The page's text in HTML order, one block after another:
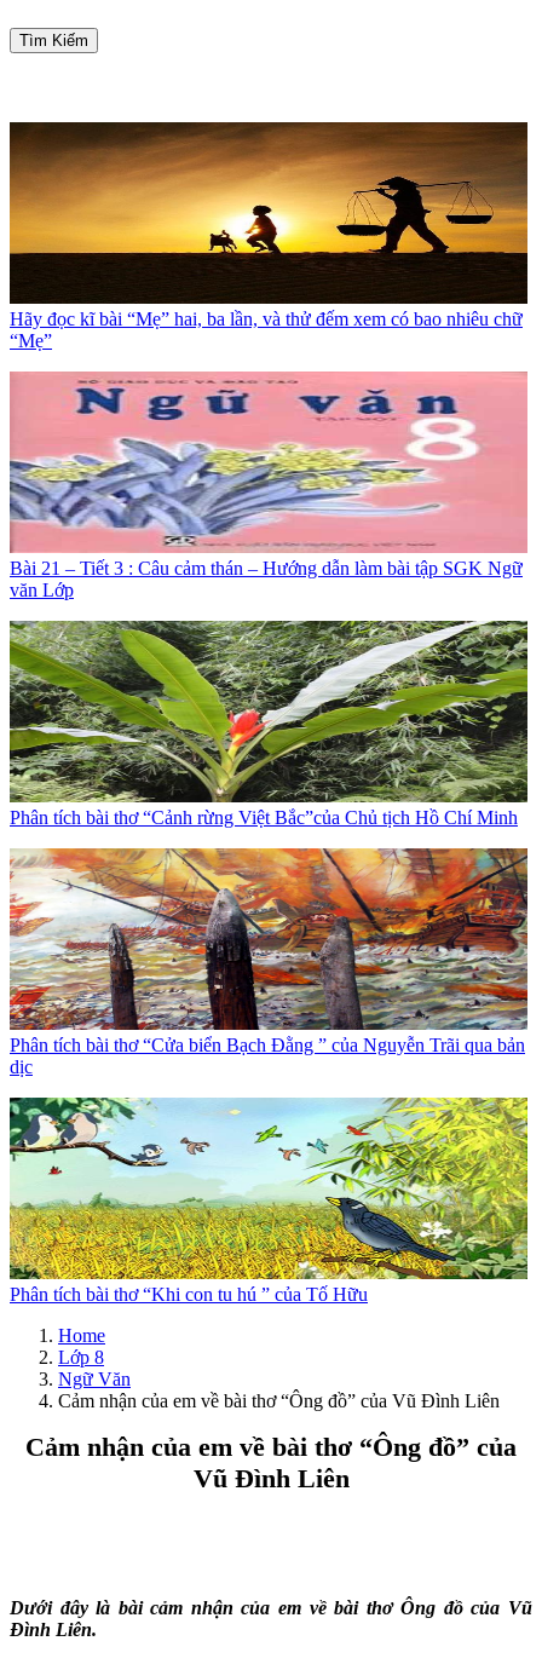
Tìm Kiếm
Hãy đọc kĩ bài “Mẹ” hai, ba lần, và thử đếm xem có bao nhiêu chữ
“Mẹ”
Bài 21 – Tiết 3 : Câu cảm thán – Hướng dẫn làm bài tập SGK Ngữ
văn Lớp
Phân tích bài thơ “Cảnh rừng Việt Bắc”của Chủ tịch Hồ Chí Minh
Phân tích bài thơ “Cửa biển Bạch Đằng ” của Nguyễn Trãi qua bản
dịc
Phân tích bài thơ “Khi con tu hú ” của Tố Hữu
Home
Lớp 8
Ngữ Văn
Cảm nhận của em về bài thơ “Ông đồ” của Vũ Đình Liên
Cảm nhận của em về bài thơ “Ông đồ” của
Vũ Đình Liên
Dưới đây là bài cảm nhận của em về bài thơ Ông đồ của Vũ
Đình Liên.